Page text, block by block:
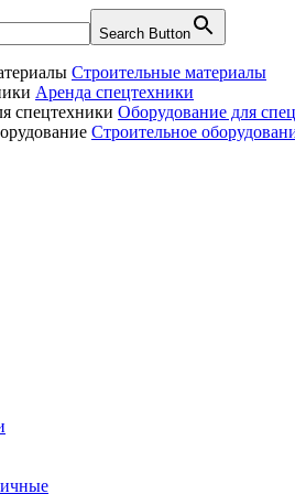
Search Button
Строительные материалы
Аренда спецтехники
Оборудование для
Строительное